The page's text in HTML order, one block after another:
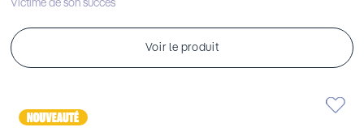
Victime de son succès
Voir le produit